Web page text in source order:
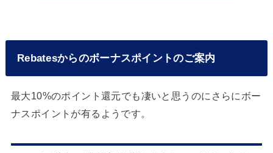
Rebatesからのボーナスポイントのご案内
最大10%のポイント還元でも凄いと思うのにさらにボー
ナスポイントが有るようです。